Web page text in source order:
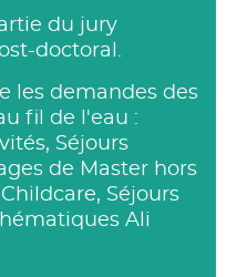
du jury
doctoral.
les demandes des
fil de l'eau :
Séjours
de Master hors
Séjours
Ali